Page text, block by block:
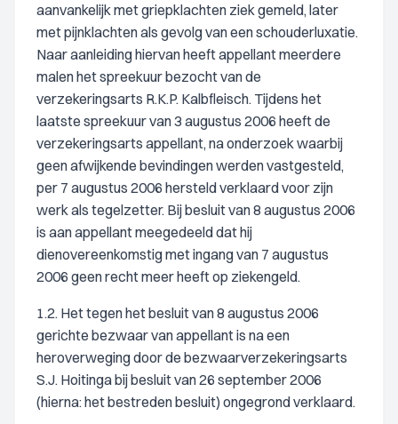
aanvankelijk met griepklachten ziek gemeld, later
met pijnklachten als gevolg van een schouderluxatie.
Naar aanleiding hiervan heeft appellant meerdere
malen het spreekuur bezocht van de
verzekeringsarts R.K.P. Kalbfleisch. Tijdens het
laatste spreekuur van 3 augustus 2006 heeft de
verzekeringsarts appellant, na onderzoek waarbij
geen afwijkende bevindingen werden vastgesteld,
per 7 augustus 2006 hersteld verklaard voor zijn
werk als tegelzetter. Bij besluit van 8 augustus 2006
is aan appellant meegedeeld dat hij
dienovereenkomstig met ingang van 7 augustus
2006 geen recht meer heeft op ziekengeld.
1.2. Het tegen het besluit van 8 augustus 2006
gerichte bezwaar van appellant is na een
heroverweging door de bezwaarverzekeringsarts
S.J. Hoitinga bij besluit van 26 september 2006
(hierna: het bestreden besluit) ongegrond verklaard.